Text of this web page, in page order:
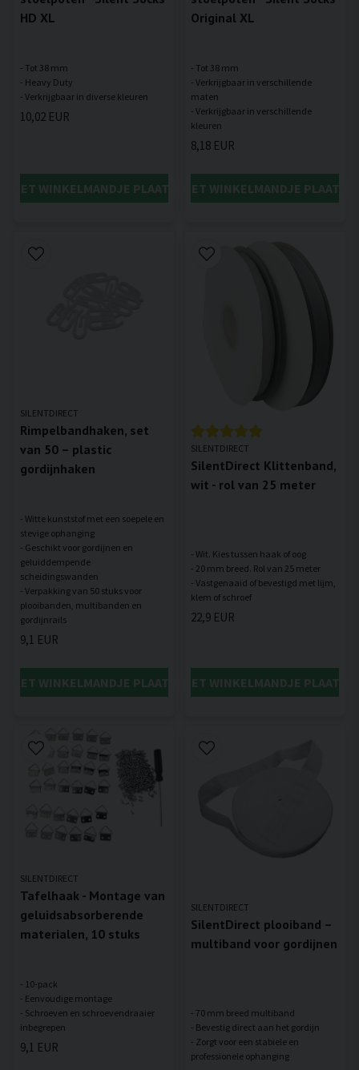
HD XL
- Tot 38 mm
- Heavy Duty
10,02 EUR
HET WINKELMANDJE PLAATSEN
Original XL
- Tot 38 mm
- Verkrijgbaar in verschillende
maten
- Verkrijgbaar in verschillende
8,18 EUR
IN HET WINKELMANDJE
SILENTDIRECT
Rimpelbandhaken, set
van 50 – plastic
gordijnhaken
- Witte kunststof met een soepele en
stevige ophanging
- Geschikt voor gordijnen en
geluiddempende
scheidingswanden
- Verpakking van 50 stuks voor
plooibanden, multibanden en
9,1 EUR
HET WINKELMANDJE PLAATSEN
SILENTDIRECT
SilentDirect Klittenband,
wit - rol van 25 meter
- Wit. Kies tussen haak of oog
- 20 mm breed. Rol van 25 meter
- Vastgenaaid of bevestigd met lijm,
22,9 EUR
IN HET WINKELMANDJE
SILENTDIRECT
Tafelhaak - Montage van
geluidsabsorberende
materialen, 10 stuks
- 10-pack
- Eenvoudige montage
- Schroeven en schroevendraaier
9,1 EUR
SILENTDIRECT
SilentDirect plooiband –
multiband voor gordijnen
- 70 mm breed multiband
- Bevestig direct aan het gordijn
- Zorgt voor een stabiele en